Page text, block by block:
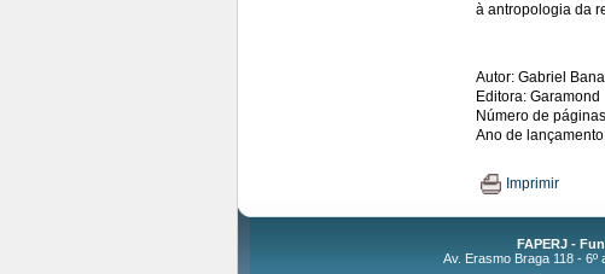
à antropologia da
Autor: Gabriel
Editora: Garamond
Número de
Ano de
Imprimir
FAPERJ -
Av. Erasmo Braga 118 -